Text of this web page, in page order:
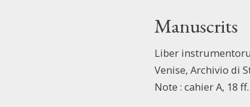
Manuscrits
Liber
Venise, Archivio di
Note : cahier A, 18